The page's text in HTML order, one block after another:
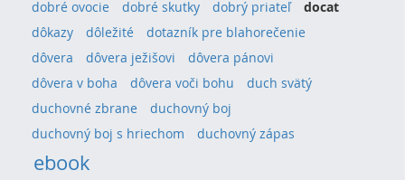
dobré ovocie
dobré skutky dobrý priateľ
docat
dôkazy
dôležité
dotazník pre blahorečenie
dôvera
dôvera ježišovi
dôvera pánovi
dôvera v boha
dôvera voči bohu
duch svätý
duchovné zbrane
duchovný boj
duchovný boj s hriechom
duchovný zápas
ebook